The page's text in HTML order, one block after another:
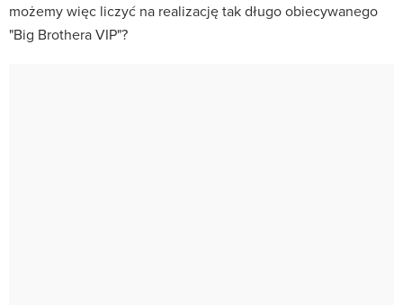
możemy więc liczyć na realizację tak długo obiecywanego
"Big Brothera VIP"?